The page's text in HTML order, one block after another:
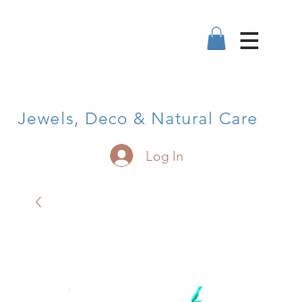
Jewels, Deco & Natural Care
Log In